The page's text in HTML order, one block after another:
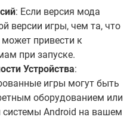
: Если версия мода
версии игры, чем та, что
может привести к
при запуске.
Устройства:
игры могут быть
оборудованием или
системы Android на вашем